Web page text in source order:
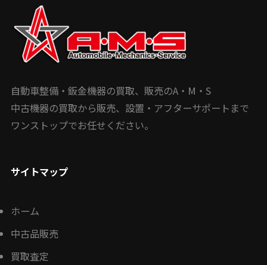
自動車整備・鈑金機器の買取、販売のA・M・S
中古機器の買取から販売、設置・アフターサポートまで
ワンストップでお任せください。
サイトマップ
ホーム
中古品販売
買取査定